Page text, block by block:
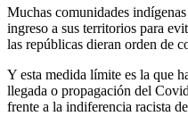
Muchas comunidades
ingreso a sus territorios para
las repúblicas dieran orden de
Y esta medida límite es la que
llegada o propagación del
frente a la indiferencia racista